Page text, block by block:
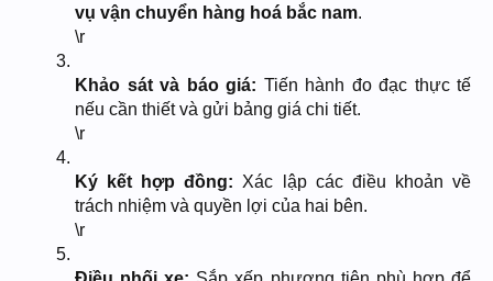
vụ vận chuyển hàng hoá bắc nam.
\r
Khảo sát và báo giá: Tiến hành đo đạc thực tế
nếu cần thiết và gửi bảng giá chi tiết.
\r
Ký kết hợp đồng: Xác lập các điều khoản về
trách nhiệm và quyền lợi của hai bên.
\r